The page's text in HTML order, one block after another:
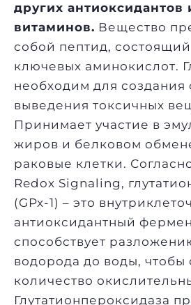
других антиоксидантов
витаминов. Вещество
собой пептид, состоящий
ключевых аминокислот.
необходим для создания
выведения токсичных
Принимает участие в
жиров и белковом
раковые клетки.
Redox Signaling,
(GPx-1) – это
антиоксидантный
способствует
водорода до воды, чтобы
количество
Глутатионпероксидаза